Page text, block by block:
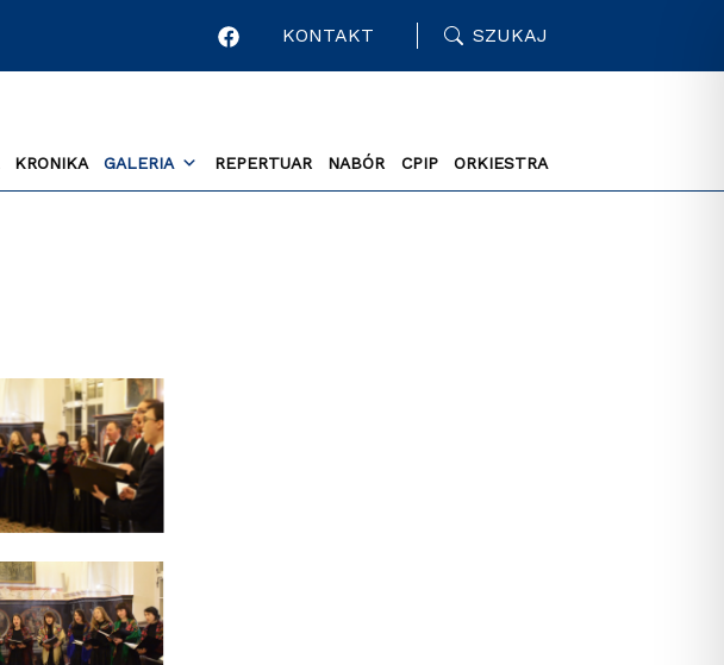
KONTAKT SZUKAJ
KRONIKA GALERIA REPERTUAR NABÓR CPIP ORKIESTRA